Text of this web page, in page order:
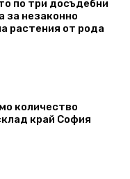
по три досъдебни
за незаконно
растения от рода
количество
край София